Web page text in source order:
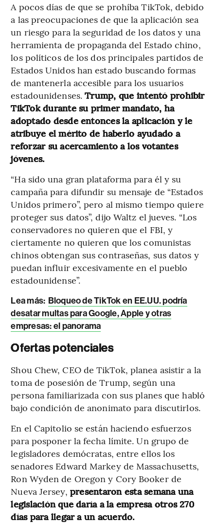
A pocos días de que se prohíba TikTok, debido
a las preocupaciones de que la aplicación sea
un riesgo para la seguridad de los datos y una
herramienta de propaganda del Estado chino,
los políticos de los dos principales partidos de
Estados Unidos han estado buscando formas
de mantenerla accesible para los usuarios
estadounidenses. Trump, que intentó prohibir
TikTok durante su primer mandato, ha
adoptado desde entonces la aplicación y le
atribuye el mérito de haberlo ayudado a
reforzar su acercamiento a los votantes
jóvenes.
“Ha sido una gran plataforma para él y su
campaña para difundir su mensaje de “Estados
Unidos primero”, pero al mismo tiempo quiere
proteger sus datos”, dijo Waltz el jueves. “Los
conservadores no quieren que el FBI, y
ciertamente no quieren que los comunistas
chinos obtengan sus contraseñas, sus datos y
puedan influir excesivamente en el pueblo
estadounidense”.
Lea más: Bloqueo de TikTok en EE.UU. podría
desatar multas para Google, Apple y otras
empresas: el panorama
Ofertas potenciales
Shou Chew, CEO de TikTok, planea asistir a la
toma de posesión de Trump, según una
persona familiarizada con sus planes que habló
bajo condición de anonimato para discutirlos.
En el Capitolio se están haciendo esfuerzos
para posponer la fecha límite. Un grupo de
legisladores demócratas, entre ellos los
senadores Edward Markey de Massachusetts,
Ron Wyden de Oregon y Cory Booker de
Nueva Jersey, presentaron esta semana una
legislación que daría a la empresa otros 270
días para llegar a un acuerdo.